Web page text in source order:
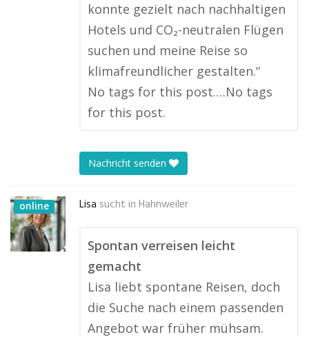
konnte gezielt nach nachhaltigen
Hotels und CO₂-neutralen Flügen
suchen und meine Reise so
klimafreundlicher gestalten.“
No tags for this post.…No tags
for this post.
Nachricht senden
online Lisa sucht in Hahnweiler
Spontan verreisen leicht
gemacht
Lisa liebt spontane Reisen, doch
die Suche nach einem passenden
Angebot war früher mühsam.